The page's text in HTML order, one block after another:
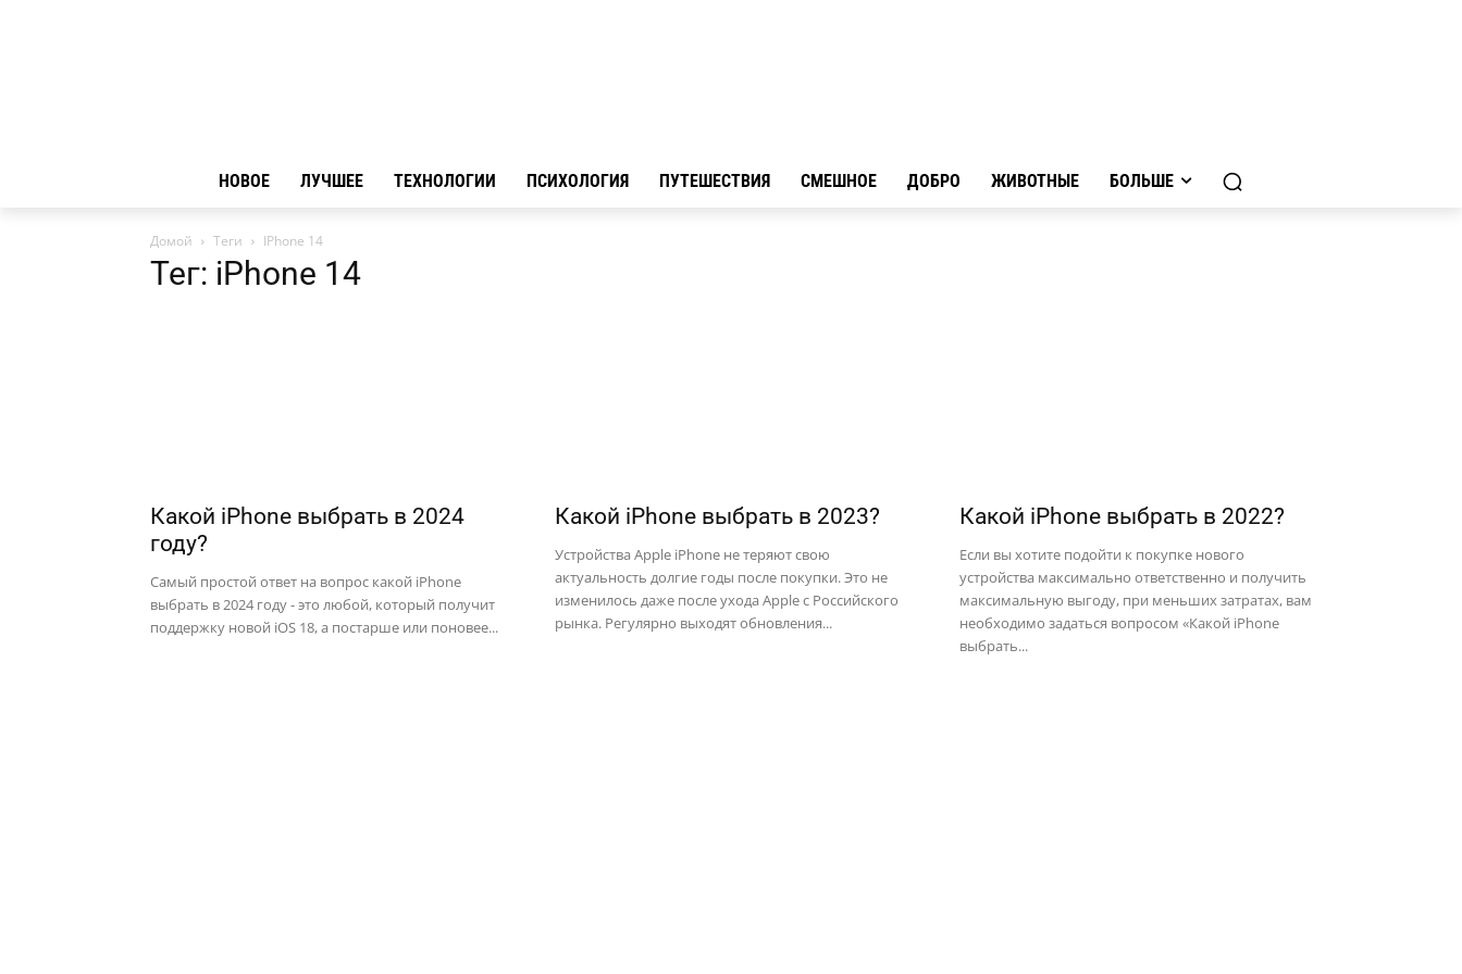
НОВОЕ ЛУЧШЕЕ ТЕХНОЛОГИИ ПСИХОЛОГИЯ ПУТЕШЕСТВИЯ СМЕШНОЕ ДОБРО ЖИВОТНЫЕ БОЛЬШЕ
Домой Теги IPhone 14
Тег: iPhone 14
Какой iPhone выбрать в 2024
году?
Самый простой ответ на вопрос какой iPhone
выбрать в 2024 году - это любой, который получит
поддержку новой iOS 18, а постарше или поновее...
Какой iPhone выбрать в 2023?
Устройства Apple iPhone не теряют свою
актуальность долгие годы после покупки. Это не
изменилось даже после ухода Apple с Российского
рынка. Регулярно выходят обновления...
Какой iPhone выбрать в 2022?
Если вы хотите подойти к покупке нового
устройства максимально ответственно и получить
максимальную выгоду, при меньших затратах, вам
необходимо задаться вопросом «Какой iPhone
выбрать...